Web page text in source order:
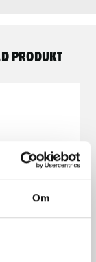
Om
produkt
mm